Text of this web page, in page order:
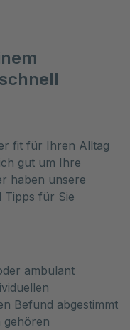
fit für Ihren Alltag
gut um Ihre
haben unsere
Tipps für Sie
ambulant
Befund abgestimmt
gehören